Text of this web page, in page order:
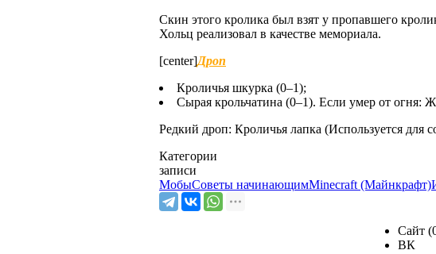
Скин этого кролика был взят у пропавшего
Хольц реализовал в качестве мемориала.
[center]Дроп
Кроличья шкурка (0–1);
Сырая крольчатина (0–1). Если умер от огня:
Редкий дроп: Кроличья лапка (Используется для
Категории
записи
МобыСоветы начинающимMinecraft (Майнкрафт)
Сайт
ВК